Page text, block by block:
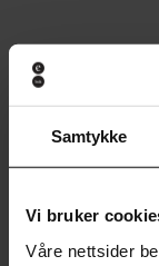
Samtykke
Vi bruker
Våre nettsider
Andre har
Premium